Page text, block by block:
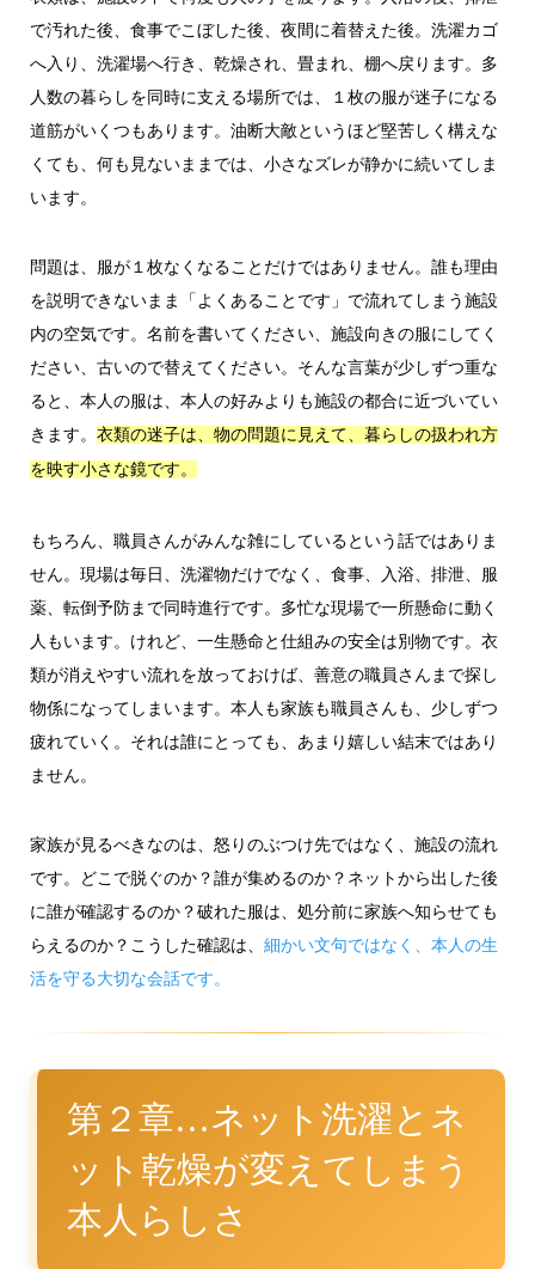
で汚れた後、食事でこぼした後、夜間に着替えた後。洗濯カゴ
へ入り、洗濯場へ行き、乾燥され、畳まれ、棚へ戻ります。多
人数の暮らしを同時に支える場所では、１枚の服が迷子になる
道筋がいくつもあります。油断大敵というほど堅苦しく構えな
くても、何も見ないままでは、小さなズレが静かに続いてしま
います。
問題は、服が１枚なくなることだけではありません。誰も理由
を説明できないまま「よくあることです」で流れてしまう施設
内の空気です。名前を書いてください、施設向きの服にしてく
ださい、古いので替えてください。そんな言葉が少しずつ重な
ると、本人の服は、本人の好みよりも施設の都合に近づいてい
きます。 衣類の迷子は、物の問題に見えて、暮らしの扱われ方
を映す小さな鏡です。
もちろん、職員さんがみんな雑にしているという話ではありま
せん。現場は毎日、洗濯物だけでなく、食事、入浴、排泄、服
薬、転倒予防まで同時進行です。多忙な現場で一所懸命に動く
人もいます。けれど、一生懸命と仕組みの安全は別物です。衣
類が消えやすい流れを放っておけば、善意の職員さんまで探し
物係になってしまいます。本人も家族も職員さんも、少しずつ
疲れていく。それは誰にとっても、あまり嬉しい結末ではあり
ません。
家族が見るべきなのは、怒りのぶつけ先ではなく、施設の流れ
です。どこで脱ぐのか？誰が集めるのか？ネットから出した後
に誰が確認するのか？破れた服は、処分前に家族へ知らせても
らえるのか？こうした確認は、 細かい文句ではなく、本人の生
活を守る大切な会話です。
第２章…ネット洗濯とネ
ット乾燥が変えてしまう
本人らしさ